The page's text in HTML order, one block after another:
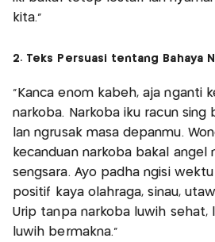
kita."
2. Teks Persuasi tentang Bahaya
"Kanca enom kabeh, aja nganti
narkoba. Narkoba iku racun sing
lan ngrusak masa depanmu.
kecanduan narkoba bakal angel
sengsara. Ayo padha ngisi
positif kaya olahraga, sinau,
Urip tanpa narkoba luwih sehat,
luwih bermakna."